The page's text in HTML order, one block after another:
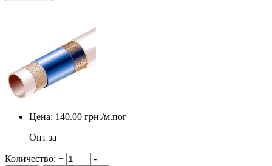
Цена: 140.00 грн./м.пог
Опт за
Количество: + -